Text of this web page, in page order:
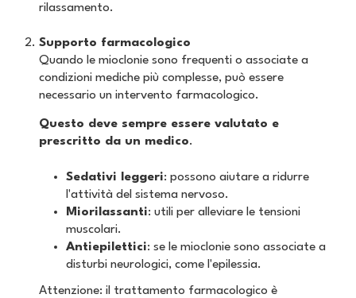
rilassamento.
Supporto farmacologico
Quando le mioclonie sono frequenti o associate a
condizioni mediche più complesse, può essere
necessario un intervento farmacologico.
Questo deve sempre essere valutato e
prescritto da un medico.
Sedativi leggeri: possono aiutare a ridurre
l'attività del sistema nervoso.
Miorilassanti: utili per alleviare le tensioni
muscolari.
Antiepilettici: se le mioclonie sono associate a
disturbi neurologici, come l'epilessia.
Attenzione: il trattamento farmacologico è